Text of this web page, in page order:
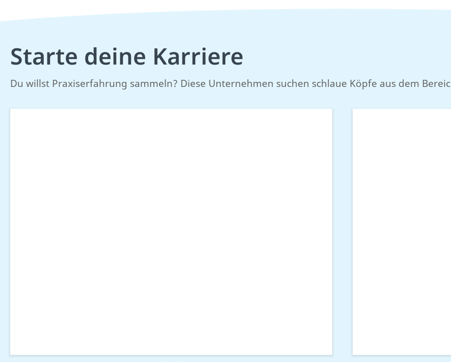
Starte deine Karriere
Du willst Praxiserfahrung sammeln? Diese Unternehmen suchen schlaue Köpfe aus dem